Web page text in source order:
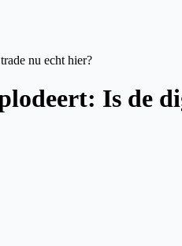
nu echt hier?
Is de